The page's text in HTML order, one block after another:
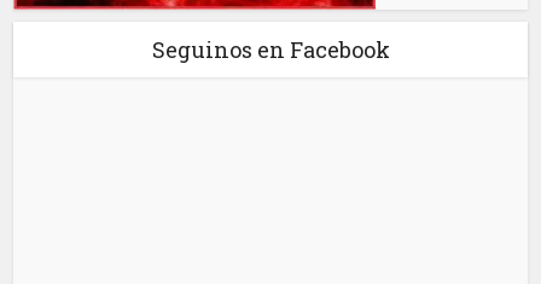
Seguinos en Facebook